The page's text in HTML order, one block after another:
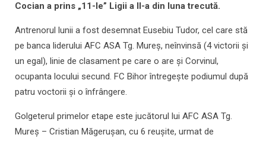
Cocian a prins „11-le” Ligii a II-a din luna trecută.
Antrenorul lunii a fost desemnat Eusebiu Tudor, cel care stă
pe banca liderului AFC ASA Tg. Mureș, neînvinsă (4 victorii și
un egal), linie de clasament pe care o are și Corvinul,
ocupanta locului secund. FC Bihor întregeşte podiumul după
patru voctorii şi o înfrângere.
Golgeterul primelor etape este jucătorul lui AFC ASA Tg.
Mureș – Cristian Măgerușan, cu 6 reușite, urmat de